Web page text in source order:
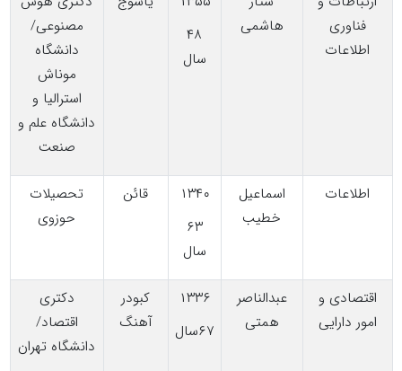
فناوری
اطلاعات
هاشمی
۴۸
سال
مصنوعی/
دانشگاه
موناش
استرالیا و
دانشگاه علم و
صنعت
اطلاعات
اسماعیل
خطیب
۱۳۴۰
۶۳
سال
قائن
تحصیلات
حوزوی
اقتصادی و
امور دارایی
عبدالناصر
همتی
۱۳۳۶
۶۷سال
کبودر
آهنگ
دکتری
اقتصاد/
دانشگاه تهران